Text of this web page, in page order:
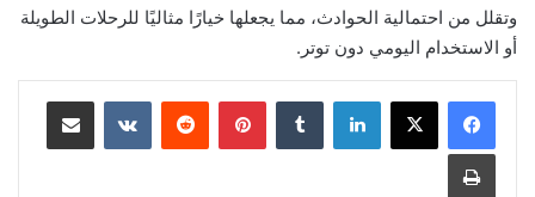
وتقلل من احتمالية الحوادث، مما يجعلها خيارًا مثاليًا للرحلات الطويلة
أو الاستخدام اليومي دون توتر.
لينكدإن بينتيريست مشاركة عبر البريد
طباعة